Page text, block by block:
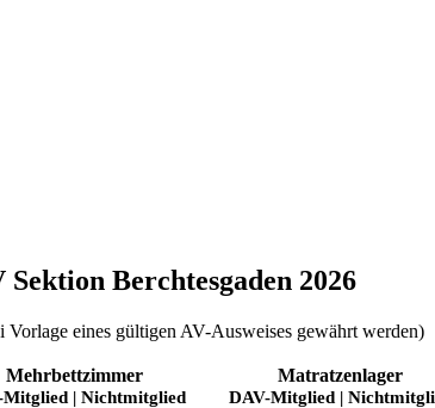
Berchtesgaden 2026
eines gültigen AV-Ausweises gewährt werden)
Mehrbettzimmer
Mitglied | Nichtmitglied
Matratzenlager
DAV-Mitglied |